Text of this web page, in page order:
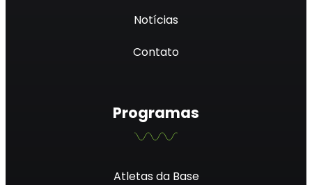
Notícias
Contato
Programas
Atletas da Base